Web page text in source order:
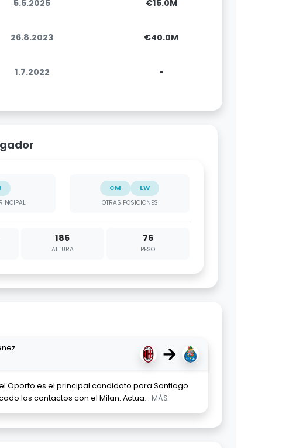
5.6.2025 €15.0M
26.8.2023 €40.0M
1.7.2022 -
CM
LW
OTRAS POSICIONES
185
ALTURA
76
PESO
→
Oporto es el principal candidato para Santiago
los contactos con el Milan. Actua... MÁS